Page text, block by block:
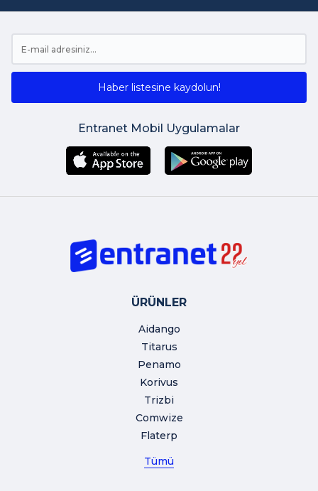
Haber listesine kaydolun!
Entranet Mobil Uygulamalar
ÜRÜNLER
Aidango
Titarus
Penamo
Korivus
Trizbi
Comwize
Flaterp
Tümü